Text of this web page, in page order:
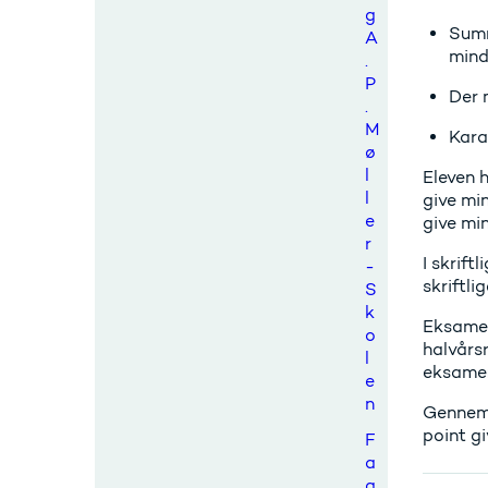
g
A
.
P
.
M
ø
l
l
e
r
-
S
k
o
l
e
n
F
a
Der
Eleven
give
give
I
point